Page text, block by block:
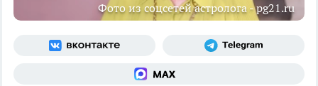
Фото из соцсетей астролога - pg21.ru